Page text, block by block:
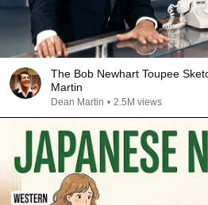
The Bob Newhart Toupee
Martin
Dean Martin • 2.5M views